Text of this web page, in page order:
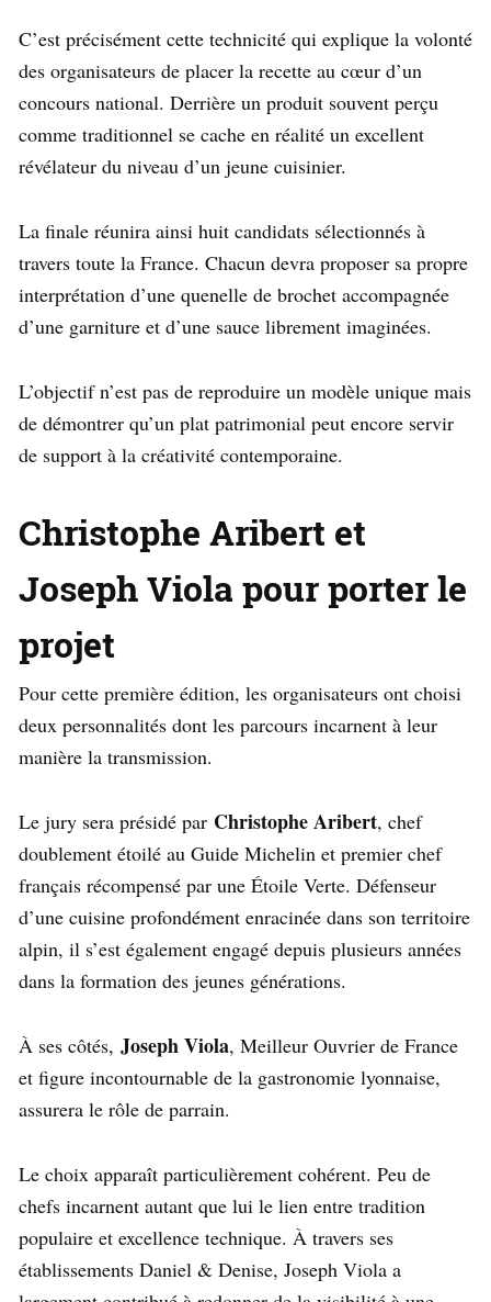
C’est précisément cette technicité qui explique la volonté
des organisateurs de placer la recette au cœur d’un
concours national. Derrière un produit souvent perçu
comme traditionnel se cache en réalité un excellent
révélateur du niveau d’un jeune cuisinier.
La finale réunira ainsi huit candidats sélectionnés à
travers toute la France. Chacun devra proposer sa propre
interprétation d’une quenelle de brochet accompagnée
d’une garniture et d’une sauce librement imaginées.
L’objectif n’est pas de reproduire un modèle unique mais
de démontrer qu’un plat patrimonial peut encore servir
de support à la créativité contemporaine.
Christophe Aribert et
Joseph Viola pour porter le
projet
Pour cette première édition, les organisateurs ont choisi
deux personnalités dont les parcours incarnent à leur
manière la transmission.
Le jury sera présidé par Christophe Aribert, chef
doublement étoilé au Guide Michelin et premier chef
français récompensé par une Étoile Verte. Défenseur
d’une cuisine profondément enracinée dans son territoire
alpin, il s’est également engagé depuis plusieurs années
dans la formation des jeunes générations.
À ses côtés, Joseph Viola, Meilleur Ouvrier de France
et figure incontournable de la gastronomie lyonnaise,
assurera le rôle de parrain.
Le choix apparaît particulièrement cohérent. Peu de
chefs incarnent autant que lui le lien entre tradition
populaire et excellence technique. À travers ses
établissements Daniel & Denise, Joseph Viola a